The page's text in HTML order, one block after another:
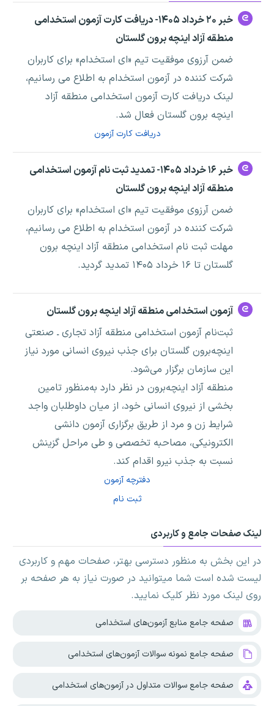
خبر ۲۰ خرداد ۱۴۰۵- دریافت کارت آزمون استخدامی
منطقه آزاد اینچه برون گلستان
ضمن آرزوی موفقیت تیم «ای استخدام» برای کاربران
شرکت کننده در آزمون استخدام به اطلاع می رسانیم،
لینک دریافت کارت آزمون استخدامی منطقه آزاد
اینچه برون گلستان فعال شد.
دریافت کارت آزمون
خبر ۱۶ خرداد ۱۴۰۵- تمدید ثبت نام آزمون استخدامی
منطقه آزاد اینچه برون گلستان
ضمن آرزوی موفقیت تیم «ای استخدام» برای کاربران
شرکت کننده در آزمون استخدام به اطلاع می رسانیم،
مهلت ثبت نام استخدامی منطقه آزاد اینچه برون
گلستان تا ۱۶ خرداد ۱۴۰۵ تمدید گردید.
آزمون‌ استخدامی منطقه آزاد اینچه برون گلستان
ثبت‌نام آزمون استخدامی منطقه آزاد تجاری ـ صنعتی
اینچه‌برون گلستان برای جذب نیروی انسانی مورد نیاز
این سازمان برگزار می‌شود.
منطقه آزاد اینچه‌برون در نظر دارد به‌منظور تامین
بخشی از نیروی انسانی خود، از میان داوطلبان واجد
شرایط زن و مرد از طریق برگزاری آزمون دانشی
الکترونیکی، مصاحبه تخصصی و طی مراحل گزینش
نسبت به جذب نیرو اقدام کند.
دفترچه آزمون
ثبت نام
لینک صفحات جامع و کاربردی
در این بخش به منظور دسترسی بهتر، صفحات مهم و کاربردی
لیست شده است شما میتوانید در صورت نیاز به هر صفحه بر
روی لینک مورد نظر کلیک نمایید.
صفحه جامع منابع آزمون‌های استخدامی
صفحه جامع نمونه سوالات آزمون‌های استخدامی
صفحه جامع سوالات متداول در آزمون‌های استخدامی